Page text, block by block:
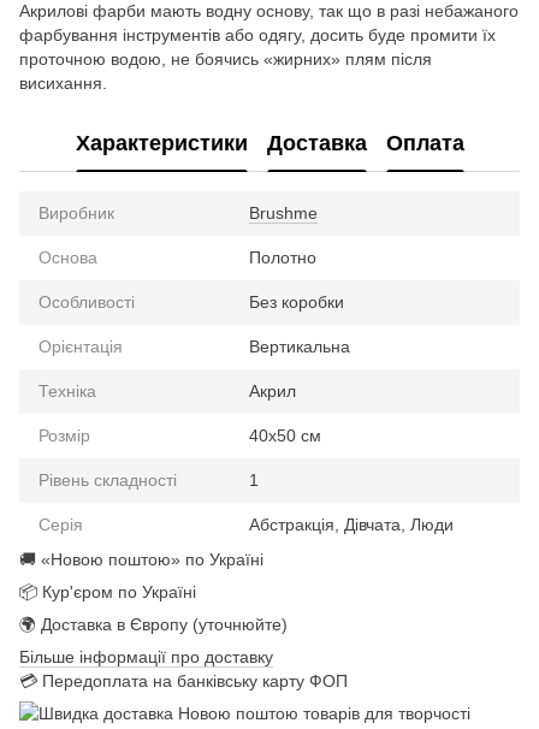
Акрилові фарби мають водну основу, так що в разі небажаного
фарбування інструментів або одягу, досить буде промити їх
проточною водою, не боячись «жирних» плям після
висихання.
Характеристики Доставка Оплата
Виробник Brushme
Основа Полотно
Особливості Без коробки
Орієнтація Вертикальна
Техніка Акрил
Розмір 40х50 см
Рівень складності 1
Серія
Абстракція, Дівчата, Люди
🚚 «Новою поштою» по Україні
📦 Кур'єром по Україні
🌍 Доставка в Європу (уточнюйте)
Більше інформації про доставку
💳 Передоплата на банківську карту ФОП